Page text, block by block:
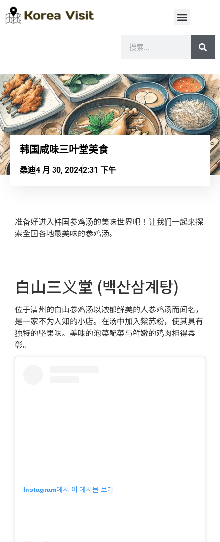
韩国咸味三叶堂美食
桑迪4 月 30, 20242:31 下午
准备好进入韩国参鸡汤的美味世界吧！让我们一起来探
索全国各地最美味的参鸡汤。
白山三义堂 (백산삼계탕)
位于清州的白山参鸡汤以浓郁鲜美的人参鸡汤而闻名，
是一家不为人知的小店。在汤中加入紫苏粉，使其具有
独特的坚果味。美味的泡菜配菜与鲜嫩的鸡肉相得益
彰。
Instagram에서 이 게시물 보기